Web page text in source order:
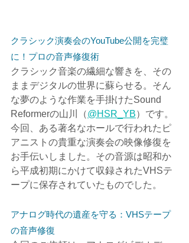
クラシック演奏会のYouTube公開を完璧
に！プロの音声修復術
クラシック音楽の繊細な響きを、その
ままデジタルの世界に蘇らせる。そん
な夢のような作業を手掛けたSound
Reformerの山川（@HSR_YB）です。
今回、ある著名なホールで行われたピ
アニストの貴重な演奏会の映像修復を
お手伝いしました。その音源は昭和か
ら平成初期にかけて収録されたVHSテ
ープに保存されていたものでした。
アナログ時代の遺産を守る：VHSテープ
の音声修復